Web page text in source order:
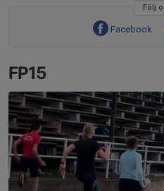
Följ
Facebook
FP15